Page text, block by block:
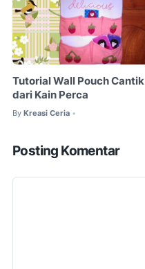
Tutorial Wall Pouch Cantik
dari Kain Perca
By Kreasi Ceria •
Posting Komentar